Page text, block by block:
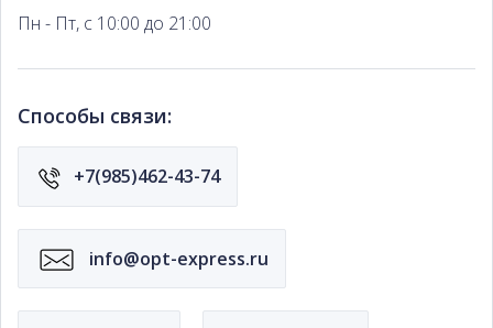
Пн - Пт, с 10:00 до 21:00
Способы связи:
+7(985)462-43-74
info@opt-express.ru